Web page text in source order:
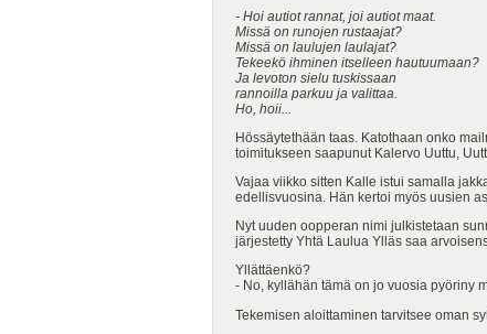
- Hoi autiot rannat, joi autiot maat.
Missä on runojen rustaajat?
Missä on laulujen laulajat?
Tekeekö ihminen itselleen hautuumaan?
Ja levoton sielu tuskissaan
rannoilla parkuu ja valittaa.
Ho, hoii...
Hössäytethään taas. Katothaan onko
toimitukseen saapunut Kalervo Uuttu,
Vajaa viikko sitten Kalle istui samalla
edellisvuosina. Hän kertoi myös uusien
Nyt uuden oopperan nimi julkistetaan
järjestetty Yhtä Laulua Ylläs saa
Yllättäenkö?
- No, kyllähän tämä on jo vuosia pyöriny
Tekemisen aloittaminen tarvitsee oman